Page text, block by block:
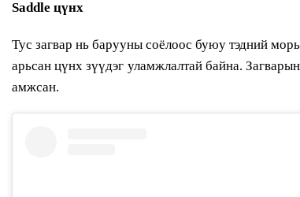
Saddle цүнх
Тус загвар нь барууны соёлоос буюу тэдний
арьсан цүнх зүүдэг уламжлалтай байна.
амжсан.